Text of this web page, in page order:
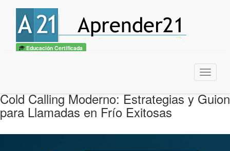
Educación Certificada
Menu
Cold Calling Moderno: Estrategias y Guion
para Llamadas en Frío Exitosas